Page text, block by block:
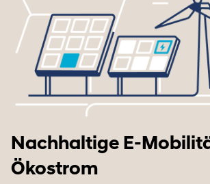
Nachhaltige E-
Ökostrom